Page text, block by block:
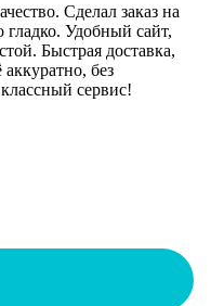
Сделал заказ на
Удобный сайт,
Быстрая доставка,
без
сервис!